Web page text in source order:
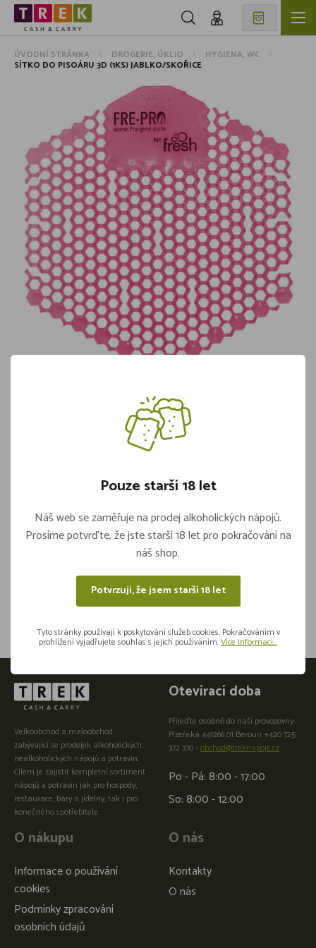
ÚVODNÍ STRÁNKA DROGERIE, ÚKLID HYGIENA, WC
SÍTKO DO PISOÁRU 3D (1KS) JABLKO/SKOŘICE
Sítko Do Pisoáru 3D (1ks) Jablko/Skořice
94,90
Vložit do košíku
Sdílejte na sítích
Velkoobchod a maloobchod
zabývající se prodejek alkoholických,
nealkoholických nápojů a potravin.
Cílem je zajistit kompletní sortiment
nápojů a potravin jak pro hospody,
restaurace, bary a jídelny, tak i pro
konečného spotřebitele.
O nákupu
Informace o používání
cookies
Podmínky zpracování
osobních údajů
O nás
Kontakty
O nás
Otevírací doba
Přijeďte osobně do naší provozovny:
Plzeňská 441266 01 Beroun +420 725
372 370 -obchod@treknapoje.cz
Po - Pá: 8:00 - 17:00
So: 8:00 - 12:00
Pouze starší 18 let
Náš web se zaměřuje na prodej alkoholických nápojů.
Prosíme potvrďte, že jste starší 18 let pro pokračování na
náš shop.
Potvrzuji, že jsem starší 18 let
Tyto stránky používají k poskytování služeb cookies. Pokračováním v
prohlížení vyjadřujete souhlas s jejich používáním.Více informací...